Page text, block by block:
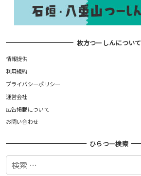
枚方つーしんについて
情報提供
利用規約
プライバシーポリシー
運営会社
広告掲載について
お問い合わせ
ひらつー検索
検